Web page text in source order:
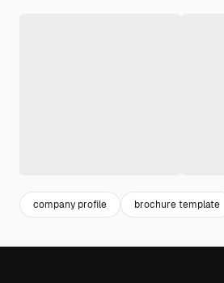
company profile brochure template